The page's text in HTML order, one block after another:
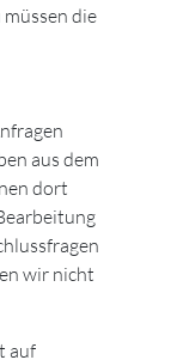
die
aus dem
dort
wir nicht
auf